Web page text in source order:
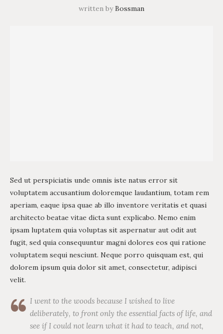
written byBossman
Sed ut perspiciatis unde omnis iste natus error sit
voluptatem accusantium doloremque laudantium, totam rem
aperiam, eaque ipsa quae ab illo inventore veritatis et quasi
architecto beatae vitae dicta sunt explicabo. Nemo enim
ipsam luptatem quia voluptas sit aspernatur aut odit aut
fugit, sed quia consequuntur magni dolores eos qui ratione
voluptatem sequi nesciunt. Neque porro quisquam est, qui
dolorem ipsum quia dolor sit amet, consectetur, adipisci
velit.
I went to the woods because I wished to live
deliberately, to front only the essential facts of life, and
see if I could not learn what it had to teach, and not,